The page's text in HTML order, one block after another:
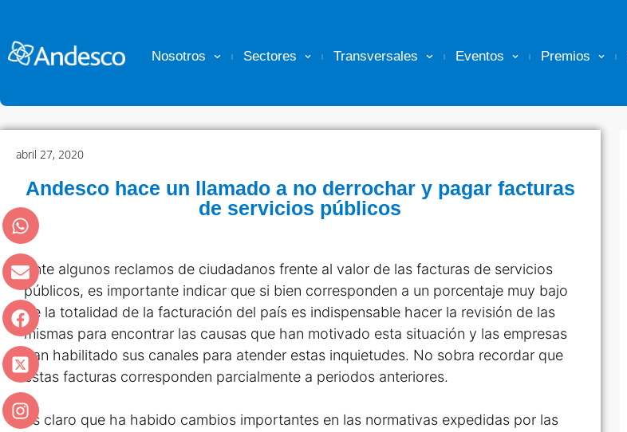
Nosotros Sectores Transversales Eventos Premios
abril 27, 2020
Andesco hace un llamado a no derrochar y pagar facturas
de servicios públicos
Ante algunos reclamos de ciudadanos frente al valor de las facturas de servicios
públicos, es importante indicar que si bien corresponden a un porcentaje muy bajo
de la totalidad de la facturación del país es indispensable hacer la revisión de las
mismas para encontrar las causas que han motivado esta situación y las empresas
han habilitado sus canales para atender estas inquietudes. No sobra recordar que
estas facturas corresponden parcialmente a periodos anteriores.
Es claro que ha habido cambios importantes en las normativas expedidas por las